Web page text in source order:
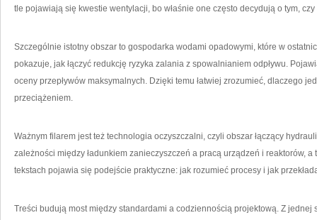
tle pojawiają się kwestie wentylacji, bo właśnie one często decydują o tym, czy
Szczególnie istotny obszar to gospodarka wodami opadowymi, które w
pokazuje, jak łączyć redukcję ryzyka zalania z spowalnianiem odpływu.
oceny przepływów maksymalnych. Dzięki temu łatwiej zrozumieć, dlaczego
przeciążeniem.
Ważnym filarem jest też technologia oczyszczalni, czyli obszar łączący
zależności między ładunkiem zanieczyszczeń a pracą urządzeń i reaktorów,
tekstach pojawia się podejście praktyczne: jak rozumieć procesy i jak
Treści budują most między standardami a codziennością projektową. Z jednej